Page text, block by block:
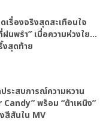
เรื่องจริงสุดสะเทือนใจ
นพรำ” เมื่อความห่วงใย…
งสุดท้าย
ระสบการณ์ความหวาน
Candy” พร้อม “ต้าเหนิง”
สีสันใน MV